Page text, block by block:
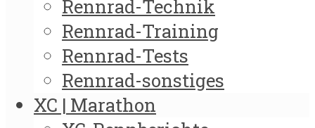
Rennrad-Technik
Rennrad-Training
Rennrad-Tests
Rennrad-sonstiges
XC | Marathon